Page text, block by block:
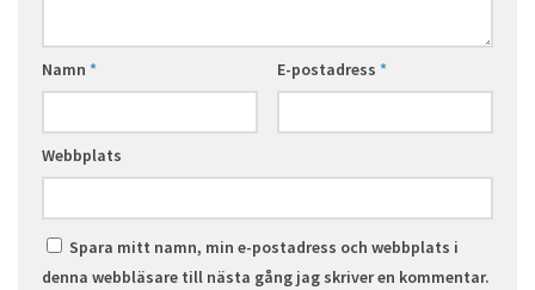
Namn * E-postadress *
Webbplats
Spara mitt namn, min e-postadress och webbplats i
denna webbläsare till nästa gång jag skriver en kommentar.